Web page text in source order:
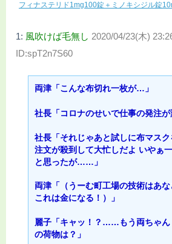
フィナステリド1mg100錠＋ミノキシジル錠
1: 風吹けば毛無し 2020/04/23(木)
ID:spT2n7S60
両津「こんな布切れ一枚が…」
社長「コロナのせいで仕事の発注
社長「それじゃあと試しに布マス
注文が殺到して大忙しだよ いやぁ
と思ったが……」
両津「（うーむ町工場の技術は
これは金になる！）」
麗子「キャッ！？……もう両ちゃん
の荷物は？」